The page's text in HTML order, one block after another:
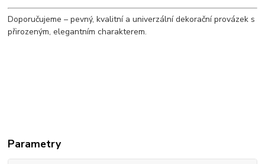
Doporučujeme – pevný, kvalitní a univerzální dekorační provázek s
přirozeným, elegantním charakterem.
Parametry